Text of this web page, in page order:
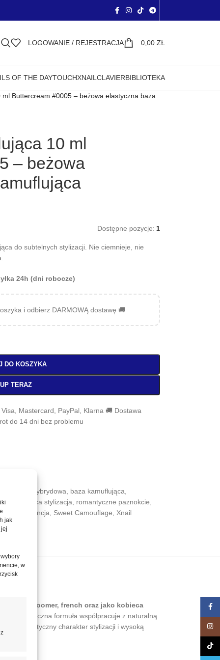
jak
w
LOGOWANIE / REJESTRACJA 0,00 ZŁ
OF THE DAYTOUCHXNAIL CLAVIERBIBLIOTEKA
Buttercream #0005 – beżowa elastyczna baza
10 ml
– beżowa
Dostępne pozycje: 1
do subtelnych stylizacji. Nie ciemnieje, nie
24h (dni robocze)
i odbierz DARMOWĄ dostawę 🚚
DO KOSZYKA
TERAZ
Mastercard, PayPal, Klarna 🚚 Dostawa
do 14 dni bez problemu
baza hybrydowa baza kamuflująca
kobieca stylizacja romantyczne paznokcie
konsystencja Sweet Camouflage Xnail
baby boomer, french oraz jako kobieca
Elastyczna formuła współpracuje z naturalną
romantyczny charakter stylizacji i wysoką